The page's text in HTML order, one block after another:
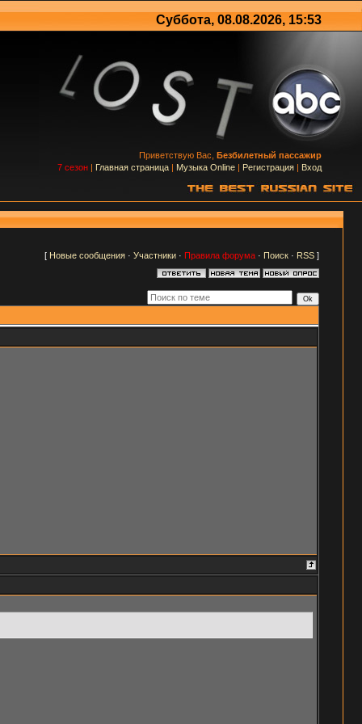
Суббота, 08.08.2026, 15:53
Приветствую Вас, Безбилетный пассажир
7 сезон | Главная страница | Музыка Online | Регистрация | Вход
[ Новые сообщения· Участники· Правила форума· Поиск· RSS]